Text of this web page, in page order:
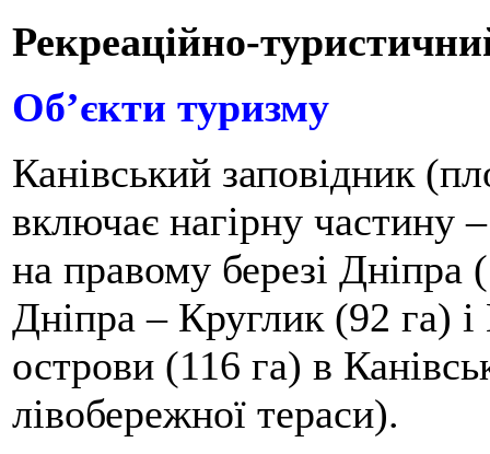
Рекреаційно-
Об’єкти туризму
Канівський заповідник
включає нагірну частину
на правому березі Дніпра
Дніпра – Круглик (92 га) і
острови (116 га) в
лівобережної тераси).